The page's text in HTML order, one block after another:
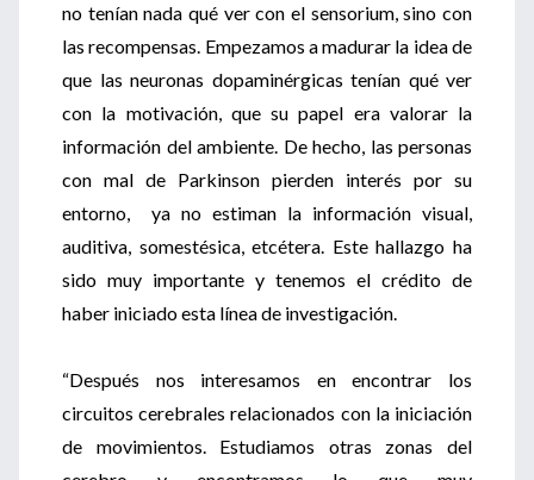
no tenían nada qué ver con el sensorium, sino con
las recompensas. Empezamos a madurar la idea de
que las neuronas dopaminérgicas tenían qué ver
con la motivación, que su papel era valorar la
información del ambiente. De hecho, las personas
con mal de Parkinson pierden interés por su
entorno, ya no estiman la información visual,
auditiva, somestésica, etcétera. Este hallazgo ha
sido muy importante y tenemos el crédito de
haber iniciado esta línea de investigación.
“Después nos interesamos en encontrar los
circuitos cerebrales relacionados con la iniciación
de movimientos. Estudiamos otras zonas del